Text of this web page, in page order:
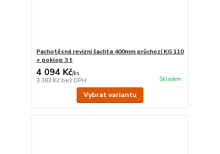
Pachotěsná revizní šachta 400mm průchozí KG 110
+ poklop 3 t
4 094 Kč/ks
3 383 Kč bez DPH Skladem
Vybrat variantu